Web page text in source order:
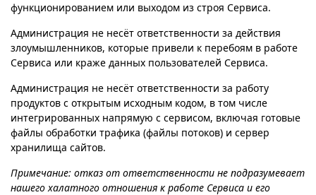
функционированием или выходом из строя Сервиса.
Администрация не несёт ответственности за действия
злоумышленников, которые привели к перебоям в работе
Сервиса или краже данных пользователей Сервиса.
Администрация не несёт ответственности за работу
продуктов с открытым исходным кодом, в том числе
интегрированных напрямую с сервисом, включая готовые
файлы обработки трафика (файлы потоков) и сервер
хранилища сайтов.
Примечание: отказ от ответственности не подразумевает
нашего халатного отношения к работе Сервиса и его